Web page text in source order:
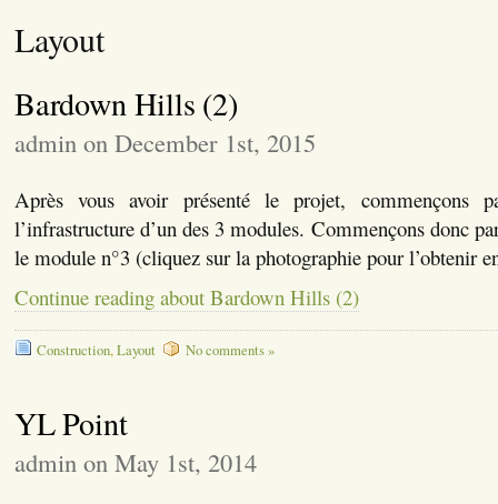
Layout
Bardown Hills (2)
admin on December 1st, 2015
Après vous avoir présenté le projet, commençons
l’infrastructure d’un des 3 modules. Commençons donc
le module n°3 (cliquez sur la photographie pour l’obtenir
Continue reading about Bardown Hills (2)
Construction,Layout No comments »
YL Point
admin on May 1st, 2014